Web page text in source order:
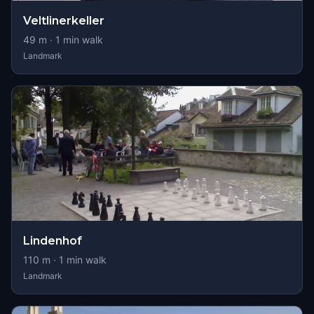
Veltlinerkeller
49 m · 1 min walk
Landmark
Lindenhof
110 m · 1 min walk
Landmark